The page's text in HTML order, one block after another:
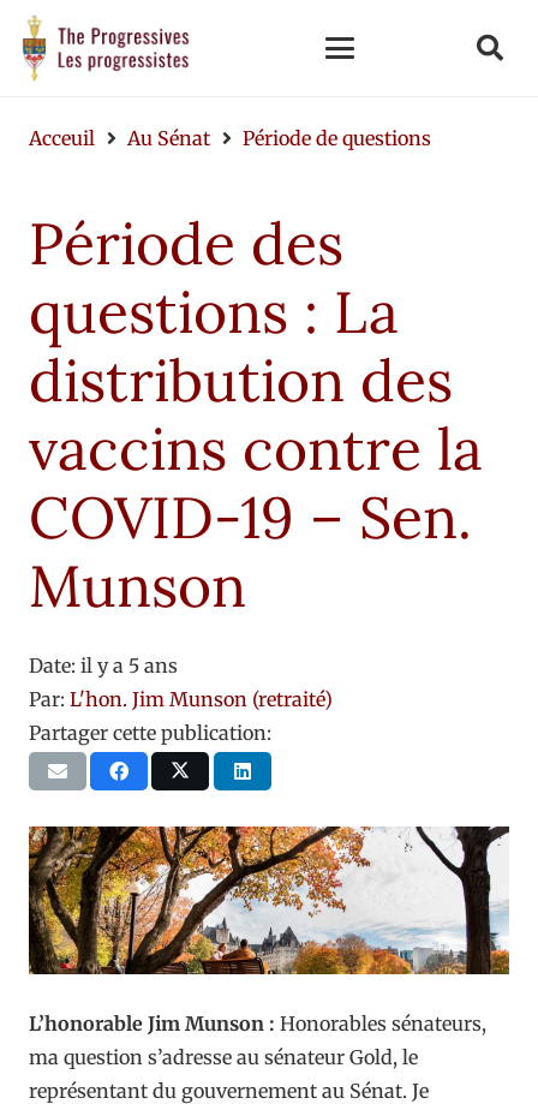
Acceuil Au Sénat Période de questions
Période des
questions : La
distribution des
vaccins contre la
COVID-19 – Sen.
Munson
Date: il y a 5 ans
Par: L'hon. Jim Munson (retraité)
Partager cette publication:
L’honorable Jim Munson : Honorables sénateurs,
ma question s’adresse au sénateur Gold, le
représentant du gouvernement au Sénat. Je